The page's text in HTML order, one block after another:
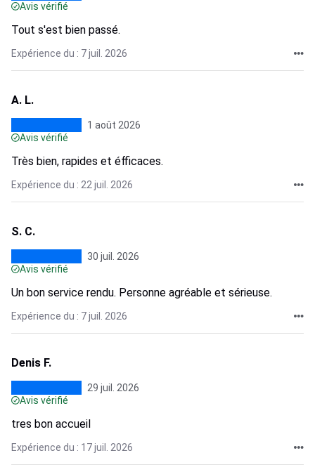
Avis vérifié
Tout s'est bien passé.
Expérience du : 7 juil. 2026
A. L.
1 août 2026
Avis vérifié
Très bien, rapides et éfficaces.
Expérience du : 22 juil. 2026
S. C.
30 juil. 2026
Avis vérifié
Un bon service rendu. Personne agréable et sérieuse.
Expérience du : 7 juil. 2026
Denis F.
29 juil. 2026
Avis vérifié
tres bon accueil
Expérience du : 17 juil. 2026